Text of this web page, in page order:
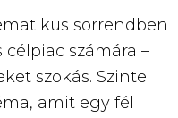
sorrendben
számára –
szokás. Szinte
amit egy fél